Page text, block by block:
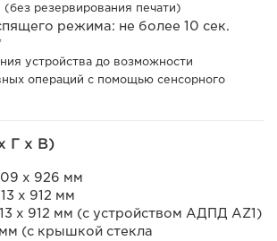
(без резервирования печати)
режима: не более 10 сек.
устройства до возможности
операций с помощью сенсорного
Г x В)
x 926 мм
x 912 мм
x 912 мм (с устройством АДПД AZ1)
(с крышкой стекла